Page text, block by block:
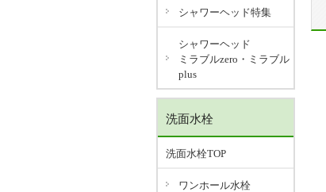
シャワーヘッド特集
シャワーヘッド
ミラブルzero・ミラブル
plus
洗面水栓
洗面水栓TOP
ワンホール水栓